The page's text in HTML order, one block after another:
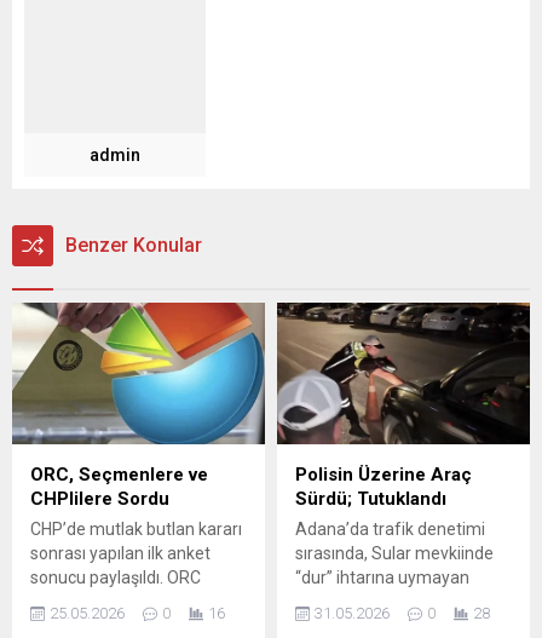
admin
Benzer Konular
ORC, Seçmenlere ve
CHPlilere Sordu
CHP’de mutlak butlan kararı
sonrası yapılan ilk anket
sonucu paylaşıldı. ORC
seçmenlere “Bu Pazar
25.05.2026 0 16
Polisin Üzerine Araç
Sürdü; Tutuklandı
Adana’da trafik denetimi
sırasında, Sular mevkiinde
“dur” ihtarına uymayan
sürücü tutuklandı. Haber
31.05.2026 0 28